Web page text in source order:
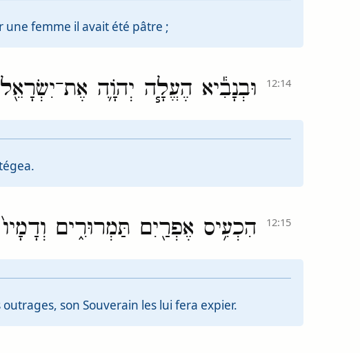
une femme il avait été pâtre ;
וּבְנָבִ֕יא הֶעֱלָ֧ה יְהֹוָ֛ה 12:14
הִכְעִ֥יס אֶפְרַ֖יִם תַּמְרוּרִ֑ים 12:15
son Souverain les lui fera expier.